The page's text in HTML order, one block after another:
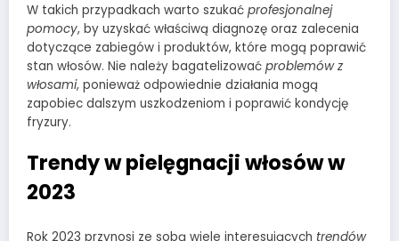
W takich przypadkach warto szukać profesjonalnej
pomocy, by uzyskać właściwą diagnozę oraz zalecenia
dotyczące zabiegów i produktów, które mogą poprawić
stan włosów. Nie należy bagatelizować problemów z
włosami, ponieważ odpowiednie działania mogą
zapobiec dalszym uszkodzeniom i poprawić kondycję
fryzury.
Trendy w pielęgnacji włosów w
2023
Rok 2023 przynosi ze sobą wiele interesujących trendów